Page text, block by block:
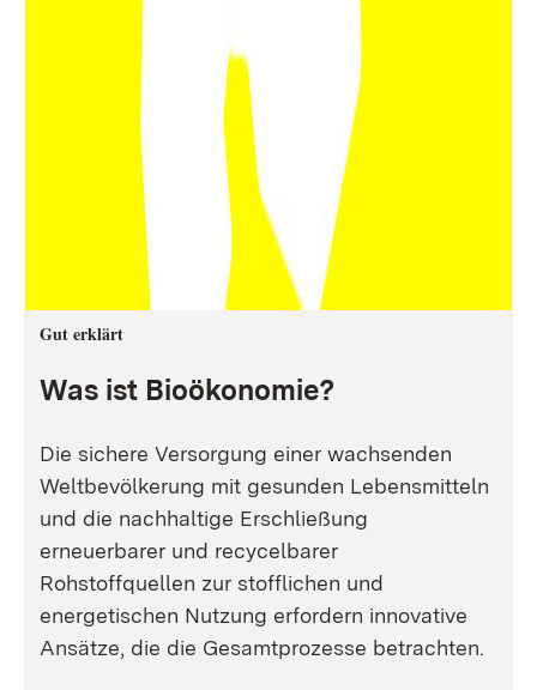
Gut erklärt
Was ist Bioökonomie?
Die sichere Versorgung einer wachsenden
Weltbevölkerung mit gesunden Lebensmitteln
und die nachhaltige Erschließung
erneuerbarer und recycelbarer
Rohstoffquellen zur stofflichen und
energetischen Nutzung erfordern innovative
Ansätze, die die Gesamtprozesse betrachten.